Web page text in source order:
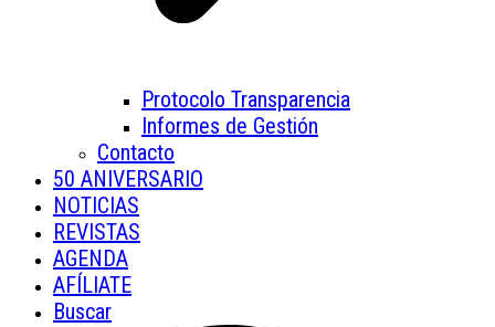
Protocolo Transparencia
Informes de Gestión
Contacto
50 ANIVERSARIO
NOTICIAS
REVISTAS
AGENDA
AFÍLIATE
Buscar